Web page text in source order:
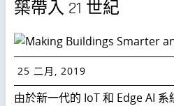
築帶入 21 世紀
25 二月, 2019
由於新一代的 IoT 和 Edge AI